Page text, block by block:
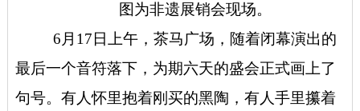
图为非遗展销会现场。
6月17日上午，茶马广场，随着闭幕演出的
最后一个音符落下，为期六天的盛会正式画上了
句号。有人怀里抱着刚买的黑陶，有人手里攥着